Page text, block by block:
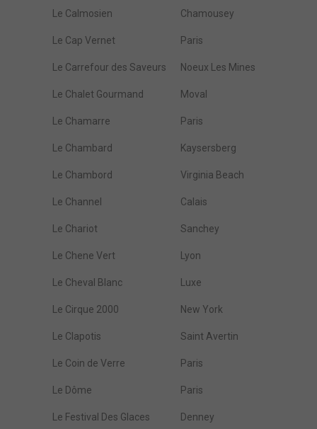
Le Calmosien Chamousey
Le Cap Vernet Paris
Le Carrefour des Saveurs Noeux Les Mines
Le Chalet Gourmand Moval
Le Chamarre Paris
Le Chambard Kaysersberg
Le Chambord Virginia Beach
Le Channel Calais
Le Chariot Sanchey
Le Chene Vert Lyon
Le Cheval Blanc Luxe
Le Cirque 2000 New York
Le Clapotis Saint Avertin
Le Coin de Verre Paris
Le Dôme Paris
Le Festival Des Glaces Denney